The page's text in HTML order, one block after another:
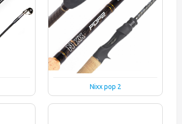
Nixx pop 2